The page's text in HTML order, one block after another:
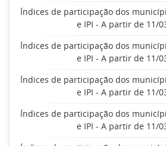
Índices de participação dos
e IPI - A partir de 11/
Índices de participação dos
e IPI - A partir de 11/
Índices de participação dos
e IPI - A partir de 11/
Índices de participação dos
e IPI - A partir de 11/